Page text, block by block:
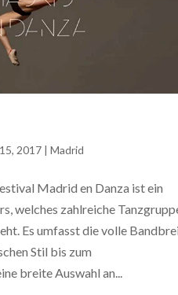
2017 | Madrid
Madrid en Danza ist ein
welches zahlreiche
Es umfasst die volle
Stil bis zum
breite Auswahl an...